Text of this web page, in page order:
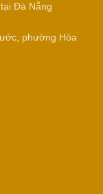
Đà Nẵng
phường Hòa